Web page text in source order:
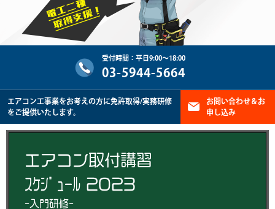
受付時間：平日9:00～18:00
03-5944-5664
エアコン工事業をお考えの方に免許取得/実務研修
をご提供いたします。
お問い合わせ＆お
申し込み
エアコン取付講習
ｽｹｼﾞｭｰﾙ 2023
-入門研修-